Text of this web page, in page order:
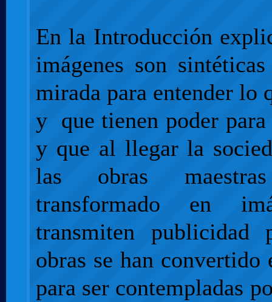
En la Introducción
imágenes son
mirada para entender lo
y que tienen poder para
y que al llegar la
las obras
transformado en
transmiten publicidad
obras se han convertido
para ser contempladas